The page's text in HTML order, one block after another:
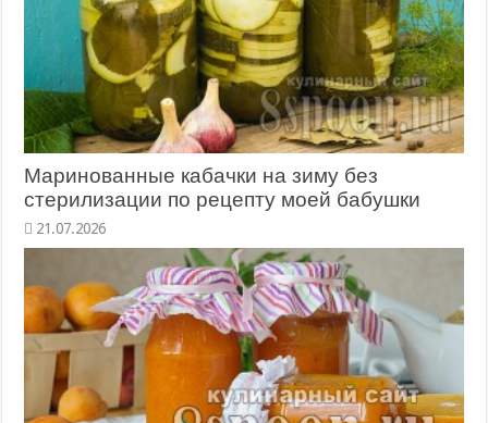
Маринованные кабачки на зиму без
стерилизации по рецепту моей бабушки